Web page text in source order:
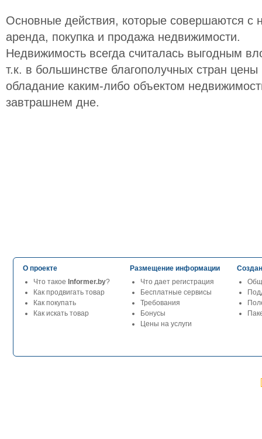
Основные действия, которые совершаются с
аренда, покупка и продажа недвижимости.
Недвижимость всегда считалась выгодным
т.к. в большинстве благополучных стран
обладание каким-либо объектом
завтрашнем дне.
О проекте
Что такое Informer.by?
Как продвигать товар
Как покупать
Как искать товар
Размещение информации
Что дает регистрация
Бесплатные сервисы
Требования
Бонусы
Цены на услуги